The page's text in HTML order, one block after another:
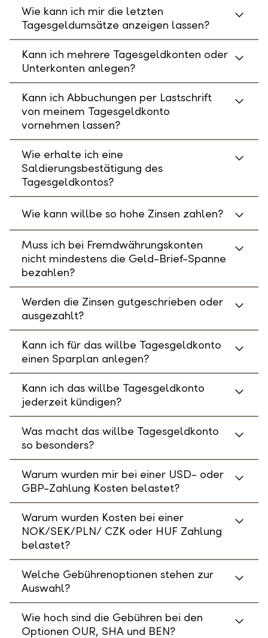
Wie kann ich mir die letzten
Tagesgeldumsätze anzeigen lassen?
Kann ich mehrere Tagesgeldkonten oder
Unterkonten anlegen?
Kann ich Abbuchungen per Lastschrift
von meinem Tagesgeldkonto
vornehmen lassen?
Wie erhalte ich eine
Saldierungsbestätigung des
Tagesgeldkontos?
Wie kann willbe so hohe Zinsen zahlen?
Muss ich bei Fremdwährungskonten
nicht mindestens die Geld-Brief-Spanne
bezahlen?
Werden die Zinsen gutgeschrieben oder
ausgezahlt?
Kann ich für das willbe Tagesgeldkonto
einen Sparplan anlegen?
Kann ich das willbe Tagesgeldkonto
jederzeit kündigen?
Was macht das willbe Tagesgeldkonto
so besonders?
Warum wurden mir bei einer USD- oder
GBP-Zahlung Kosten belastet?
Warum wurden Kosten bei einer
NOK/SEK/PLN/ CZK oder HUF Zahlung
belastet?
Welche Gebührenoptionen stehen zur
Auswahl?
Wie hoch sind die Gebühren bei den
Optionen OUR, SHA und BEN?